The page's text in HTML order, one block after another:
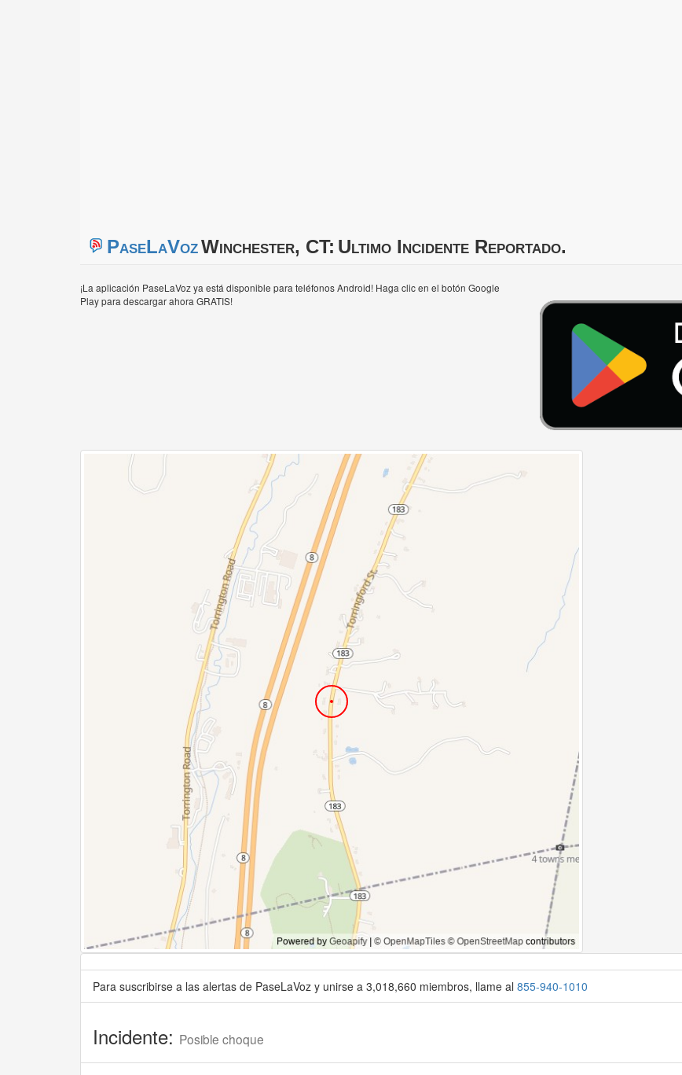
PaseLaVozWinchester, CT: Ultimo Incidente Reportado.
¡La aplicación PaseLaVoz ya está disponible para teléfonos Android! Haga clic en el botón Google
Play para descargar ahora GRATIS!
Para suscribirse a las alertas de PaseLaVoz y unirse a 3,018,660 miembros, llame al 855-940-1010
Incidente: Posible choque